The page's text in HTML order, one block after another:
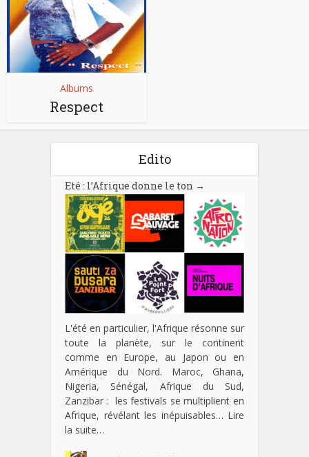
Albums
Respect
Edito
Eté : l’Afrique donne le ton →
L'été en particulier, l'Afrique résonne sur
toute la planète, sur le continent
comme en Europe, au Japon ou en
Amérique du Nord. Maroc, Ghana,
Nigeria, Sénégal, Afrique du Sud,
Zanzibar : les festivals se multiplient en
Afrique, révélant les inépuisables… Lire
la suite…